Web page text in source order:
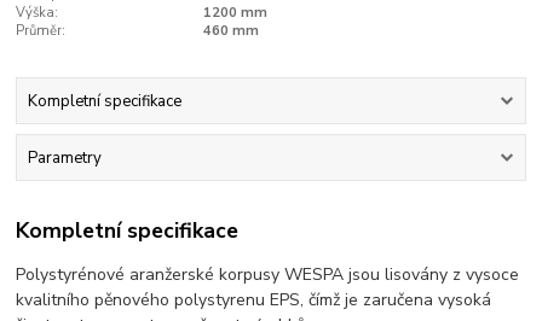
Výška:
1200 mm
Průměr:
460 mm
Kompletní specifikace
Parametry
Kompletní specifikace
Polystyrénové aranžerské korpusy WESPA jsou lisovány z vysoce
kvalitního pěnového polystyrenu EPS, čímž je zaručena vysoká